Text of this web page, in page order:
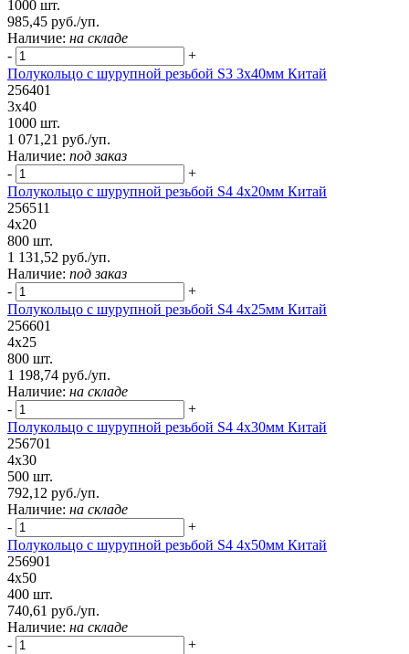
1000 шт.
985,45 руб./уп.
Наличие: на складе
-
+
Полукольцо с шурупной резьбой S3 3х40мм Китай
256401
3х40
1000 шт.
1 071,21 руб./уп.
Наличие: под заказ
-
+
Полукольцо с шурупной резьбой S4 4х20мм Китай
256511
4х20
800 шт.
1 131,52 руб./уп.
Наличие: под заказ
-
+
Полукольцо с шурупной резьбой S4 4х25мм Китай
256601
4х25
800 шт.
1 198,74 руб./уп.
Наличие: на складе
-
+
Полукольцо с шурупной резьбой S4 4х30мм Китай
256701
4х30
500 шт.
792,12 руб./уп.
Наличие: на складе
-
+
Полукольцо с шурупной резьбой S4 4х50мм Китай
256901
4х50
400 шт.
740,61 руб./уп.
Наличие: на складе
-
+